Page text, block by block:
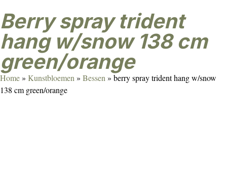
berry spray trident
hang w/snow 138 cm
green/orange
Home» Kunstbloemen » Bessen » berry spray trident hang w/snow
138 cm green/orange